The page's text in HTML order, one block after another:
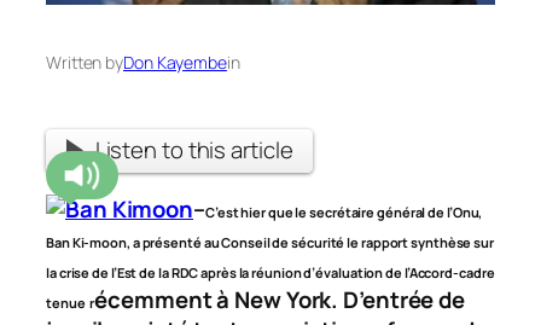
Written byDon Kayembein
Listen to this article
–C’est hier que le secrétaire général de l’Onu,
Ban Ki-moon, a présenté au Conseil de sécurité le rapport synthèse sur
la crise de l’Est de la RDC après la réunion d’évaluation de l’Accord-cadre
tenue récemment à New York. D’entrée de